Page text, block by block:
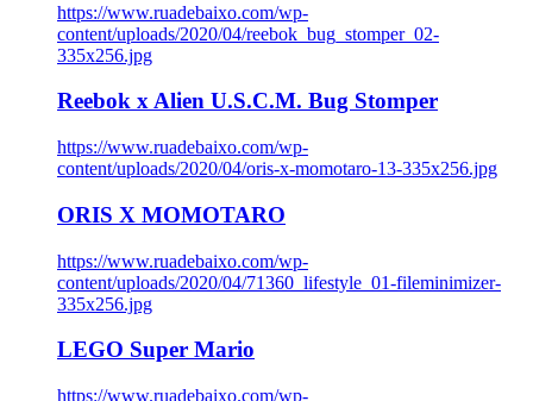
https://www.ruadebaixo.com/wp-
content/uploads/2020/04/reebok_bug_stomper_02-
335x256.jpg
Reebok x Alien U.S.C.M. Bug Stomper
https://www.ruadebaixo.com/wp-
content/uploads/2020/04/oris-x-momotaro-13-335x256.jpg
ORIS X MOMOTARO
https://www.ruadebaixo.com/wp-
content/uploads/2020/04/71360_lifestyle_01-fileminimizer-
335x256.jpg
LEGO Super Mario
https://www.ruadebaixo.com/wp-